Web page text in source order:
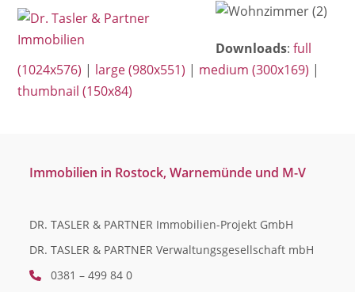
SkipOpen
mobile
menu
Close
mobile
menu
Downloads:full
(1024x576) | large (980x551) | medium (300x169) |
thumbnail (150x84)
Immobilien in Rostock, Warnemünde und M-V
DR. TASLER & PARTNER Immobilien-Projekt GmbH
DR. TASLER & PARTNER Verwaltungsgesellschaft mbH
0381 – 499 84 0